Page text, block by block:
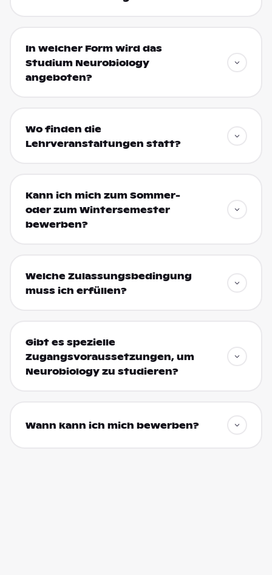
In welcher Form wird das
Studium Neurobiology
angeboten?
Wo finden die
Lehrveranstaltungen statt?
Kann ich mich zum Sommer-
oder zum Wintersemester
bewerben?
Welche Zulassungsbedingung
muss ich erfüllen?
Gibt es spezielle
Zugangsvoraussetzungen, um
Neurobiology zu studieren?
Wann kann ich mich bewerben?